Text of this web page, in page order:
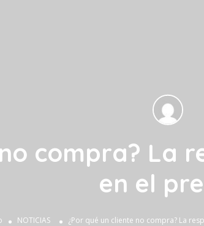
compra? La
en el
NOTICIAS ¿Por qué un cliente no compra? La